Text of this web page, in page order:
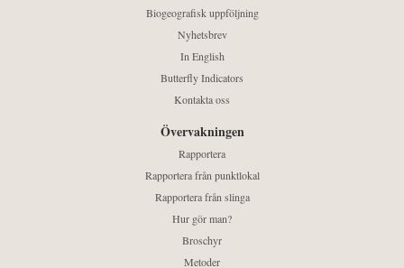
Biogeografisk uppföljning
Nyhetsbrev
In English
Butterfly Indicators
Kontakta oss
Övervakningen
Rapportera
Rapportera från punktlokal
Rapportera från slinga
Hur gör man?
Broschyr
Metoder